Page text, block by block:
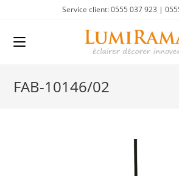
content
Service client: 0555 037 923 |
FAB-10146/02